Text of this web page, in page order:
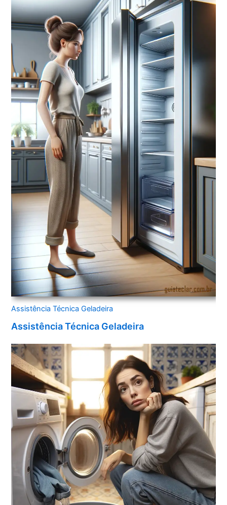
Assistência Técnica Geladeira
Assistência Técnica Geladeira